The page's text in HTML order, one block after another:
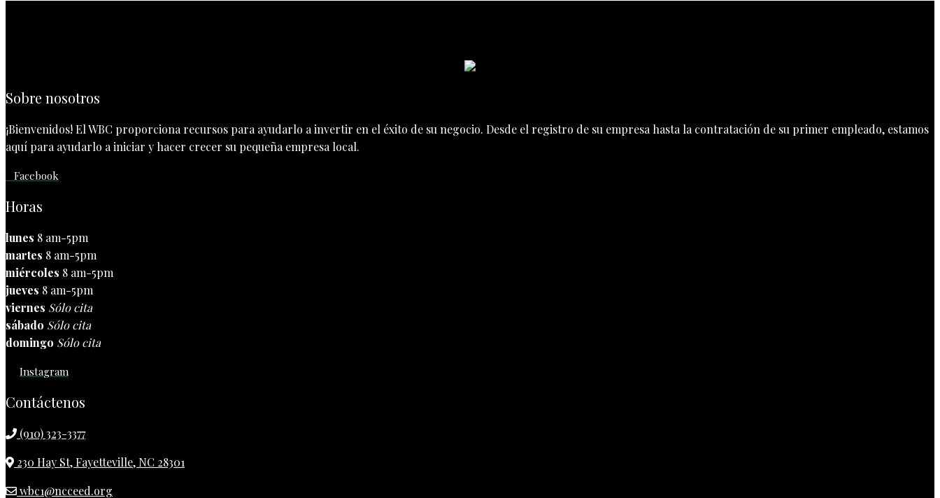
Sobre nosotros
¡Bienvenidos! El WBC proporciona recursos para ayudarlo a invertir en el éxito de su negocio. Desde el registro de su empresa hasta la contratación de su primer empleado, estamos
aquí para ayudarlo a iniciar y hacer crecer su pequeña empresa local.
Facebook
Horas
lunes 8 am-5pm
martes 8 am-5pm
miércoles 8 am-5pm
jueves 8 am-5pm
viernes Sólo cita
sábado Sólo cita
domingo Sólo cita
Instagram
Contáctenos
(910) 323-3377
230 Hay St, Fayetteville, NC 28301
wbc1@ncceed.org